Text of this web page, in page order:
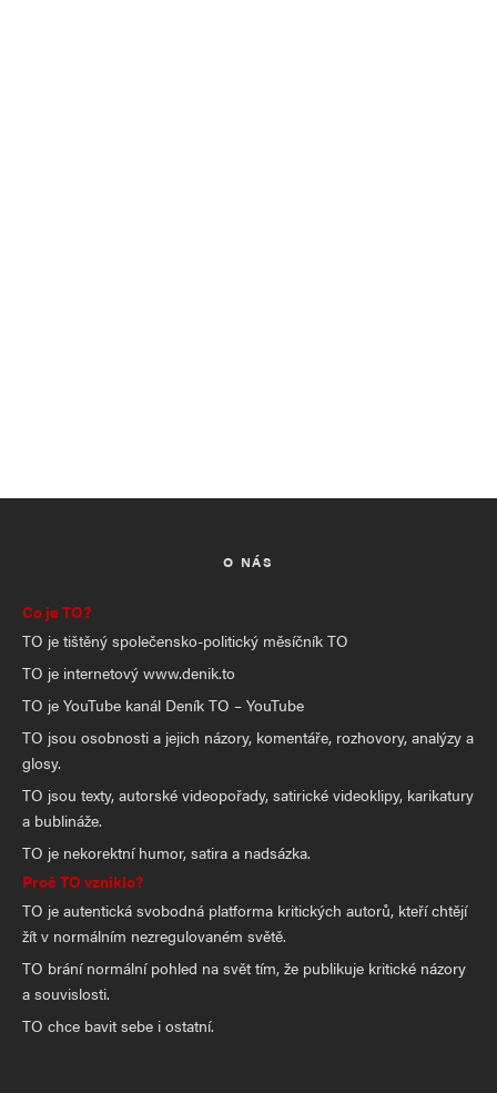
O NÁS
Co je TO?
TO je tištěný společensko-politický měsíčník TO
TO je internetový www.denik.to
TO je YouTube kanál Deník TO – YouTube
TO jsou osobnosti a jejich názory, komentáře, rozhovory, analýzy a
glosy.
TO jsou texty, autorské videopořady, satirické videoklipy, karikatury
a bublináže.
TO je nekorektní humor, satira a nadsázka.
Proč TO vzniklo?
TO je autentická svobodná platforma kritických autorů, kteří chtějí
žít v normálním nezregulovaném světě.
TO brání normální pohled na svět tím, že publikuje kritické názory
a souvislosti.
TO chce bavit sebe i ostatní.